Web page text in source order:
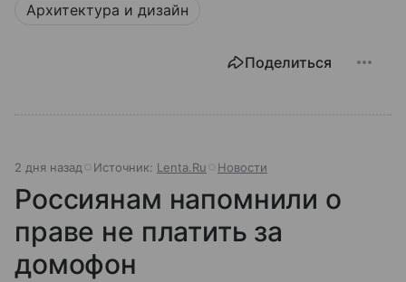
Архитектура и дизайн
Поделиться
2 дня назад Источник: Lenta.Ru Новости
Россиянам напомнили о
праве не платить за
домофон